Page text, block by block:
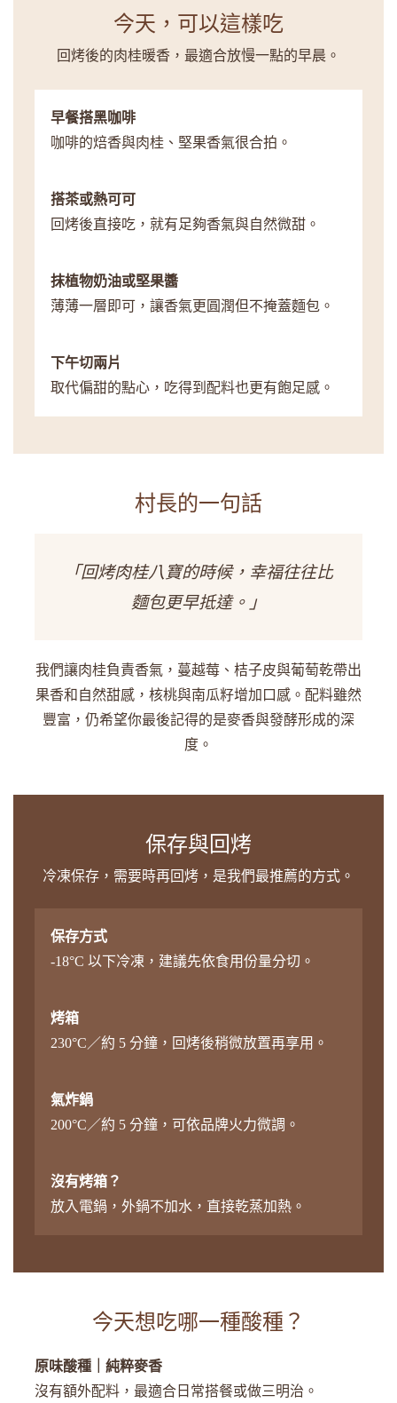
今天，可以這樣吃
回烤後的肉桂暖香，最適合放慢一點的早晨。
早餐搭黑咖啡
咖啡的焙香與肉桂、堅果香氣很合拍。
搭茶或熱可可
回烤後直接吃，就有足夠香氣與自然微甜。
抹植物奶油或堅果醬
薄薄一層即可，讓香氣更圓潤但不掩蓋麵包。
下午切兩片
取代偏甜的點心，吃得到配料也更有飽足感。
村長的一句話
「回烤肉桂八寶的時候，幸福往往比
麵包更早抵達。」
我們讓肉桂負責香氣，蔓越莓、桔子皮與葡萄乾帶出
果香和自然甜感，核桃與南瓜籽增加口感。配料雖然
豐富，仍希望你最後記得的是麥香與發酵形成的深
度。
保存與回烤
冷凍保存，需要時再回烤，是我們最推薦的方式。
保存方式
-18°C 以下冷凍，建議先依食用份量分切。
烤箱
230°C／約 5 分鐘，回烤後稍微放置再享用。
氣炸鍋
200°C／約 5 分鐘，可依品牌火力微調。
沒有烤箱？
放入電鍋，外鍋不加水，直接乾蒸加熱。
今天想吃哪一種酸種？
原味酸種｜純粹麥香
沒有額外配料，最適合日常搭餐或做三明治。